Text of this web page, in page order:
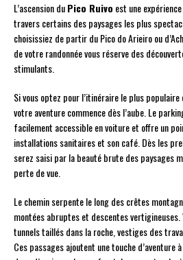
L’ascension duPico Ruivo est une
travers certains des paysages les plus
choisissiez de partir du Pico do Arieiro ou
de votre randonnée vous réserve des
stimulants.
Si vous optez pour l’itinéraire le plus populaire
votre aventure commence dès l’aube. Le
facilement accessible en voiture et offre un
installations sanitaires et son café. Dès les
serez saisi par la beauté brute des paysages
perte de vue.
Le chemin serpente le long des crêtes
montées abruptes et descentes
tunnels taillés dans la roche, vestiges des
Ces passages ajoutent une touche d’aventure